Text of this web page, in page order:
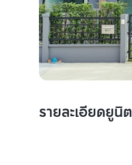
รายละเอียดยูนิต